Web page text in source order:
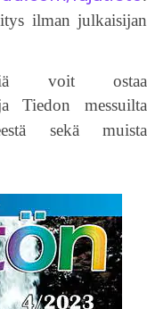
ilman julkaisijan
voit ostaa
Tiedon messuilta
sekä muista